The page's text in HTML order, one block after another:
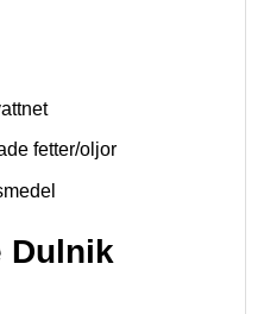
fetter/oljor
Dulnik